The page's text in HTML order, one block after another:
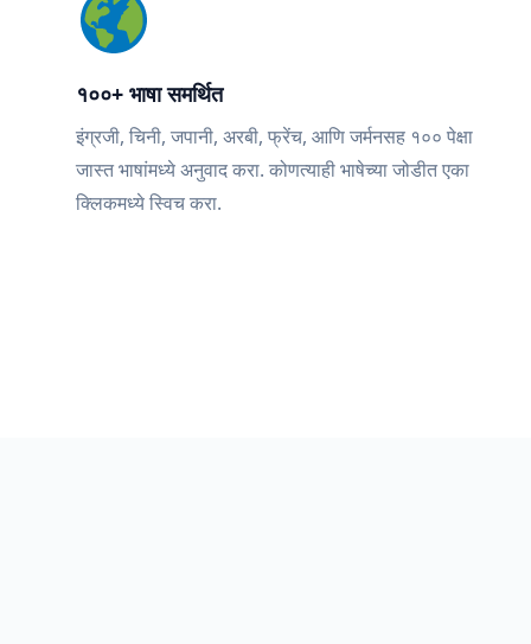
१००+ भाषा समर्थित
इंग्रजी, चिनी, जपानी, अरबी, फ्रेंच, आणि जर्मनसह १०० पेक्षा
जास्त भाषांमध्ये अनुवाद करा. कोणत्याही भाषेच्या जोडीत एका
क्लिकमध्ये स्विच करा.